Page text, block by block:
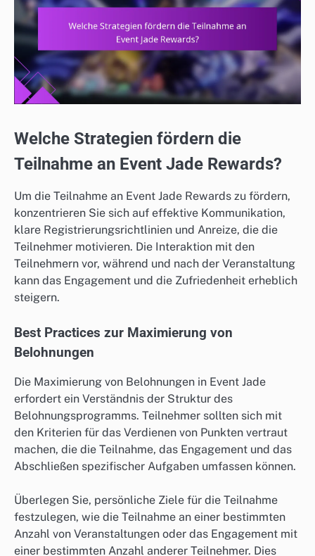
Welche Strategien fördern die
Teilnahme an Event Jade Rewards?
Um die Teilnahme an Event Jade Rewards zu fördern,
konzentrieren Sie sich auf effektive Kommunikation,
klare Registrierungsrichtlinien und Anreize, die die
Teilnehmer motivieren. Die Interaktion mit den
Teilnehmern vor, während und nach der Veranstaltung
kann das Engagement und die Zufriedenheit erheblich
steigern.
Best Practices zur Maximierung von
Belohnungen
Die Maximierung von Belohnungen in Event Jade
erfordert ein Verständnis der Struktur des
Belohnungsprogramms. Teilnehmer sollten sich mit
den Kriterien für das Verdienen von Punkten vertraut
machen, die die Teilnahme, das Engagement und das
Abschließen spezifischer Aufgaben umfassen können.
Überlegen Sie, persönliche Ziele für die Teilnahme
festzulegen, wie die Teilnahme an einer bestimmten
Anzahl von Veranstaltungen oder das Engagement mit
einer bestimmten Anzahl anderer Teilnehmer. Dies